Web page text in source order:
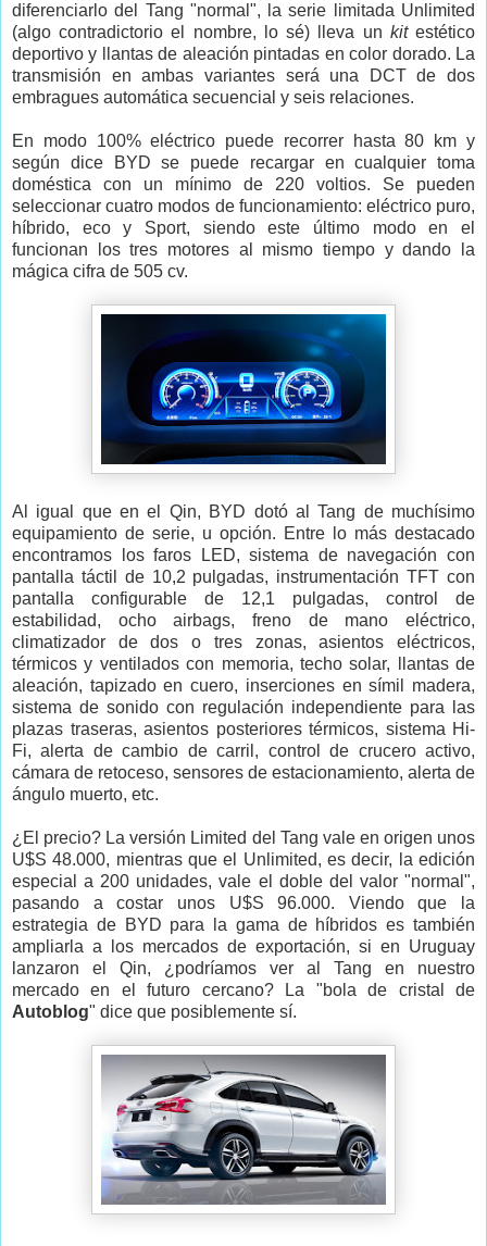
diferenciarlo del Tang "normal", la serie limitada Unlimited
(algo contradictorio el nombre, lo sé) lleva un kitestético
deportivo y llantas de aleación pintadas en color dorado. La
transmisión en ambas variantes será una DCT de dos
embragues automática secuencial y seis relaciones.
En modo 100% eléctrico puede recorrer hasta 80 km y
según dice BYD se puede recargar en cualquier toma
doméstica con un mínimo de 220 voltios. Se pueden
seleccionar cuatro modos de funcionamiento: eléctrico puro,
híbrido, eco y Sport, siendo este último modo en el
funcionan los tres motores al mismo tiempo y dando la
mágica cifra de 505 cv.
Al igual que en el Qin, BYD dotó al Tang de muchísimo
equipamiento de serie, u opción. Entre lo más destacado
encontramos los faros LED, sistema de navegación con
pantalla táctil de 10,2 pulgadas, instrumentación TFT con
pantalla configurable de 12,1 pulgadas, control de
estabilidad, ocho airbags, freno de mano eléctrico,
climatizador de dos o tres zonas, asientos eléctricos,
térmicos y ventilados con memoria, techo solar, llantas de
aleación, tapizado en cuero, inserciones en símil madera,
sistema de sonido con regulación independiente para las
plazas traseras, asientos posteriores térmicos, sistema Hi-
Fi, alerta de cambio de carril, control de crucero activo,
cámara de retoceso, sensores de estacionamiento, alerta de
ángulo muerto, etc.
¿El precio? La versión Limited del Tang vale en origen unos
U$S 48.000, mientras que el Unlimited, es decir, la edición
especial a 200 unidades, vale el doble del valor "normal",
pasando a costar unos U$S 96.000. Viendo que la
estrategia de BYD para la gama de híbridos es también
ampliarla a los mercados de exportación, si en Uruguay
lanzaron el Qin, ¿podríamos ver al Tang en nuestro
mercado en el futuro cercano? La "bola de cristal de
Autoblog" dice que posiblemente sí.